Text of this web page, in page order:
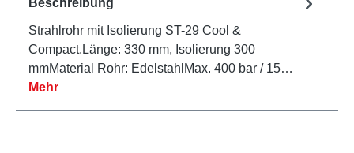
Beschreibung
Strahlrohr mit Isolierung ST-29 Cool &
Compact.Länge: 330 mm, Isolierung 300
mmMaterial Rohr: EdelstahlMax. 400 bar / 15…
Mehr